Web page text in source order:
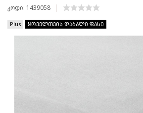
კოდი: 1439058
Plus ყოველთვის დაბალი ფასი